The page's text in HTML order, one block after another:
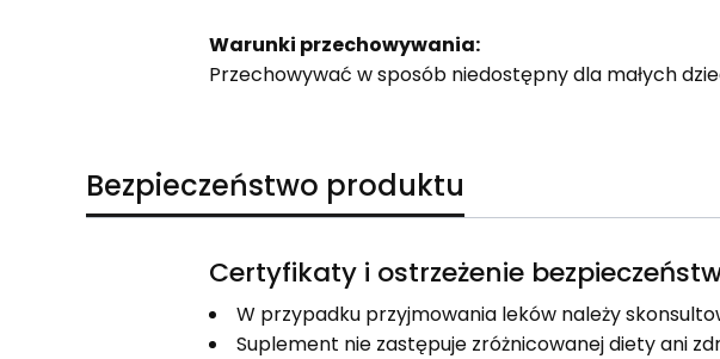
Warunki przechowywania:
Przechowywać w sposób niedostępny dla małych
Bezpieczeństwo produktu
Certyfikaty i ostrzeżenie
W przypadku przyjmowania leków należy
Suplement nie zastępuje zróżnicowanej diety ani